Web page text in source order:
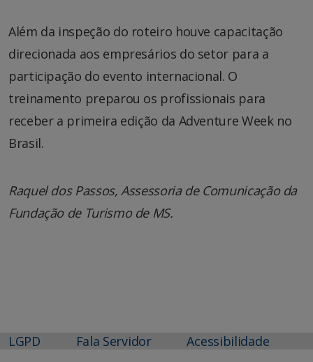
Além da inspeção do roteiro houve capacitação
direcionada aos empresários do setor para a
participação do evento internacional. O
treinamento preparou os profissionais para
receber a primeira edição da Adventure Week no
Brasil.
Raquel dos Passos, Assessoria de Comunicação da
Fundação de Turismo de MS.
LGPD Fala Servidor Acessibilidade